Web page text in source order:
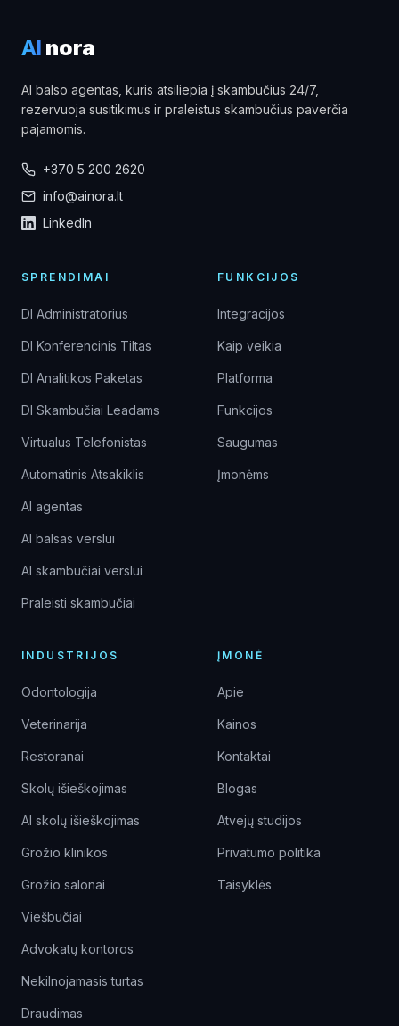
AI nora
AI balso agentas, kuris atsiliepia į skambučius 24/7,
rezervuoja susitikimus ir praleistus skambučius paverčia
pajamomis.
+370 5 200 2620
info@ainora.lt
LinkedIn
SPRENDIMAI
DI Administratorius
DI Konferencinis Tiltas
DI Analitikos Paketas
DI Skambučiai Leadams
Virtualus Telefonistas
Automatinis Atsakiklis
AI agentas
AI balsas verslui
AI skambučiai verslui
Praleisti skambučiai
FUNKCIJOS
Integracijos
Kaip veikia
Platforma
Funkcijos
Saugumas
Įmonėms
INDUSTRIJOS
Odontologija
Veterinarija
Restoranai
Skolų išieškojimas
AI skolų išieškojimas
Grožio klinikos
Grožio salonai
Viešbučiai
Advokatų kontoros
Nekilnojamasis turtas
Draudimas
ĮMONĖ
Apie
Kainos
Kontaktai
Blogas
Atvejų studijos
Privatumo politika
Taisyklės